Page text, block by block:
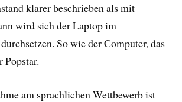
klarer beschrieben als mit
wird sich der Laptop im
So wie der Computer, das
Popstar.
am sprachlichen Wettbewerb ist